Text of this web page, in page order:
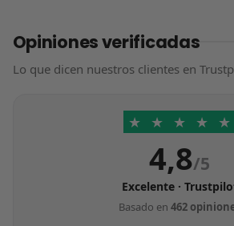
Opiniones verificadas
Lo que dicen nuestros clientes en
★ ★ ★ ★ ★
4,8/5
Excelente ·
Basado en 462